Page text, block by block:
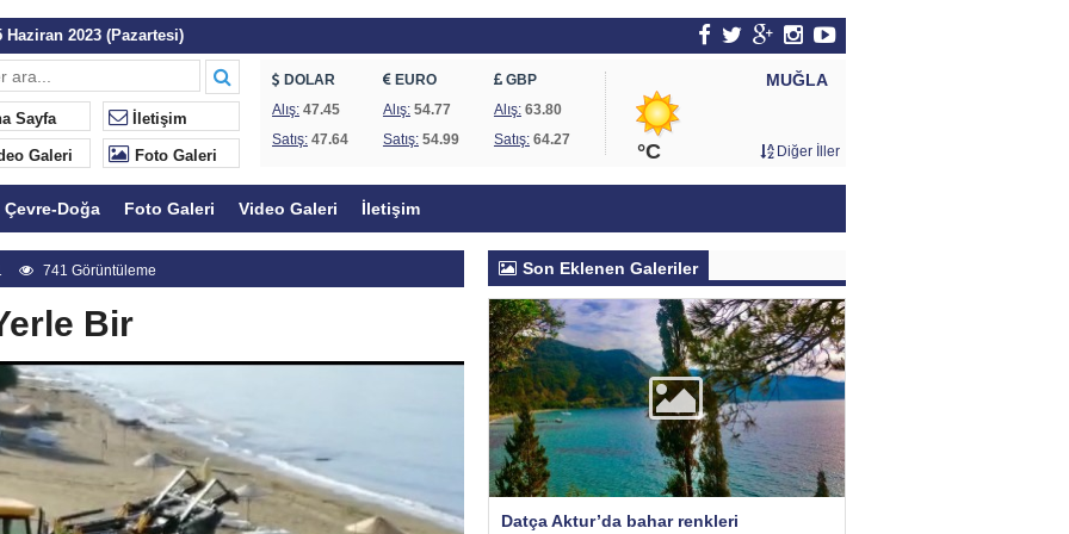
Haziran 2023 (Pazartesi)
Başlıyor
ve Fethiye’de koruma statüsü değişti
Kıyılar halkındır
yanıt
hakkında uyarı
altında!
karşı protesto
Sayfa İletişim
Galeri Foto Galeri
DOLAR
Alış: 47.45
Satış: 47.64
EURO
Alış:54.77
Satış:54.99
GBP
Alış:63.80
Satış:64.27
MUĞLA
°C Diğer İller
Çevre-Doğa Foto Galeri Video Galeri İletişim
741 Görüntüleme
Bir
Son Eklenen Galeriler
Datça Aktur’da bahar renkleri